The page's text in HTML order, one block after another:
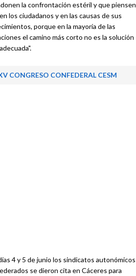
la confrontación estéril y que piensen
los ciudadanos y en las causas de sus
porque en la mayoría de las
el camino más corto no es la solución
CONGRESO CONFEDERAL CESM
4 y 5 de junio los sindicatos autonómicos
se dieron cita en Cáceres para